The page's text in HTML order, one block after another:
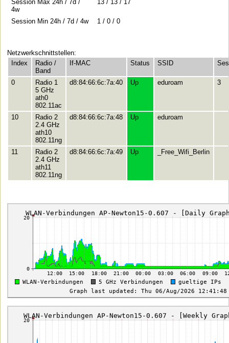
Session Max 24h / 7d /
4w
13 / 13 / 17
Session Min 24h / 7d / 4w 1 / 0 / 0
Netzwerkschnittstellen:
Index
Radio /
Band
If-MAC Status SSID
0
Radio 1
5 GHz
ath0
802.11ac
d8:84:66:6c:7a:40 Up eduroam 3
10
Radio 2
2.4 GHz
ath10
802.11ng
d8:84:66:6c:7a:48 Up eduroam
11
Radio 2
2.4 GHz
ath11
802.11ng
d8:84:66:6c:7a:49 Up _Free_Wifi_Berlin